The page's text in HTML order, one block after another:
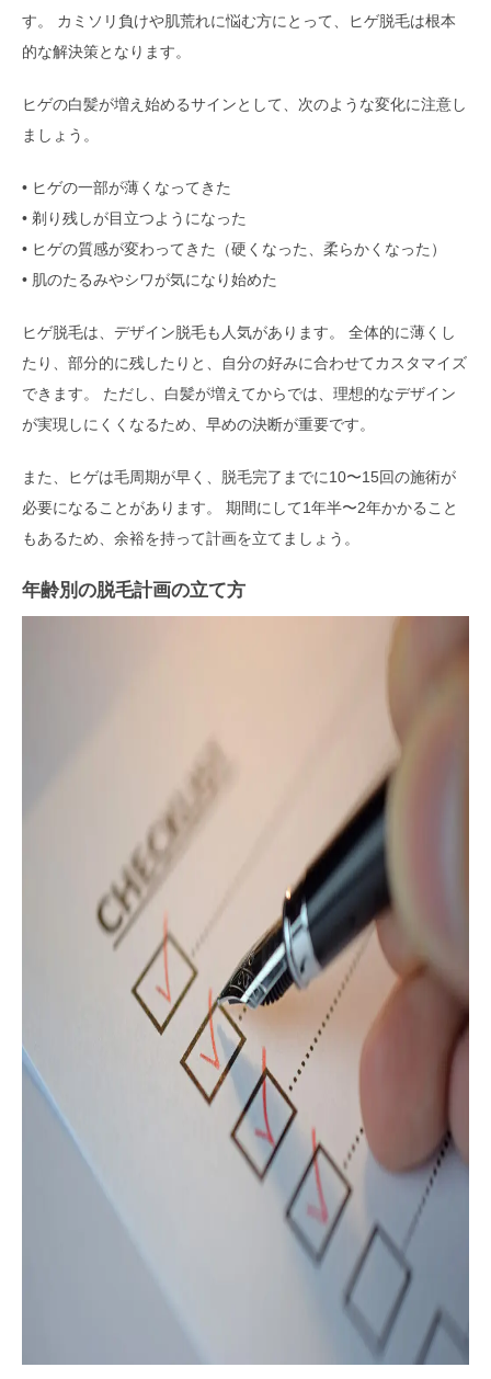
す。 カミソリ負けや肌荒れに悩む方にとって、ヒゲ脱毛は根本
的な解決策となります。
ヒゲの白髪が増え始めるサインとして、次のような変化に注意し
ましょう。
• ヒゲの一部が薄くなってきた
• 剃り残しが目立つようになった
• ヒゲの質感が変わってきた（硬くなった、柔らかくなった）
• 肌のたるみやシワが気になり始めた
ヒゲ脱毛は、デザイン脱毛も人気があります。 全体的に薄くし
たり、部分的に残したりと、自分の好みに合わせてカスタマイズ
できます。 ただし、白髪が増えてからでは、理想的なデザイン
が実現しにくくなるため、早めの決断が重要です。
また、ヒゲは毛周期が早く、脱毛完了までに10〜15回の施術が
必要になることがあります。 期間にして1年半〜2年かかること
もあるため、余裕を持って計画を立てましょう。
年齢別の脱毛計画の立て方